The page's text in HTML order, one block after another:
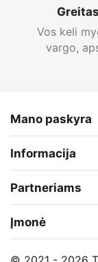
Vos keli
vargo,
Mano paskyra
Informacija
Partneriams
Įmonė